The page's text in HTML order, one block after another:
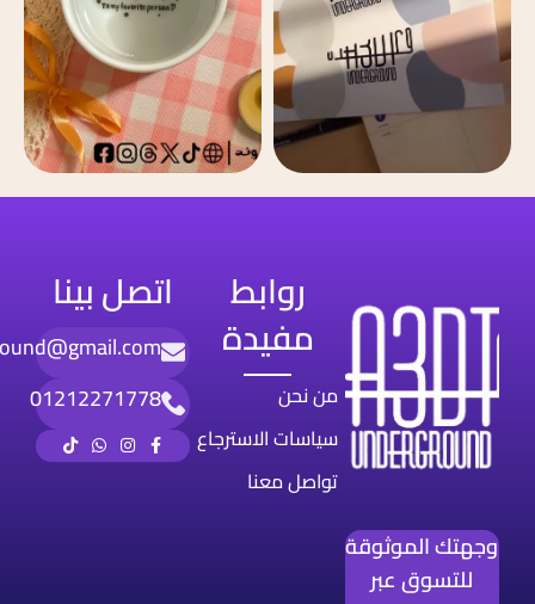
وجهتك الموثوقة
للتسوق عبر
روابط
مفيدة
من نحن
سياسات الاسترجاع
تواصل معنا
اتصل بينا
01212271778